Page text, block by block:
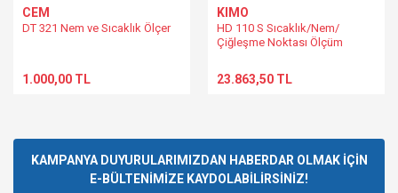
CEM
DT 321 Nem ve Sıcaklık Ölçer
1.000,00 TL
KIMO
HD 110 S Sıcaklık/Nem/
Çiğleşme Noktası Ölçüm
23.863,50 TL
KAMPANYA DUYURULARIMIZDAN HABERDAR OLMAK İÇİN
E-BÜLTENİMİZE KAYDOLABİLİRSİNİZ!